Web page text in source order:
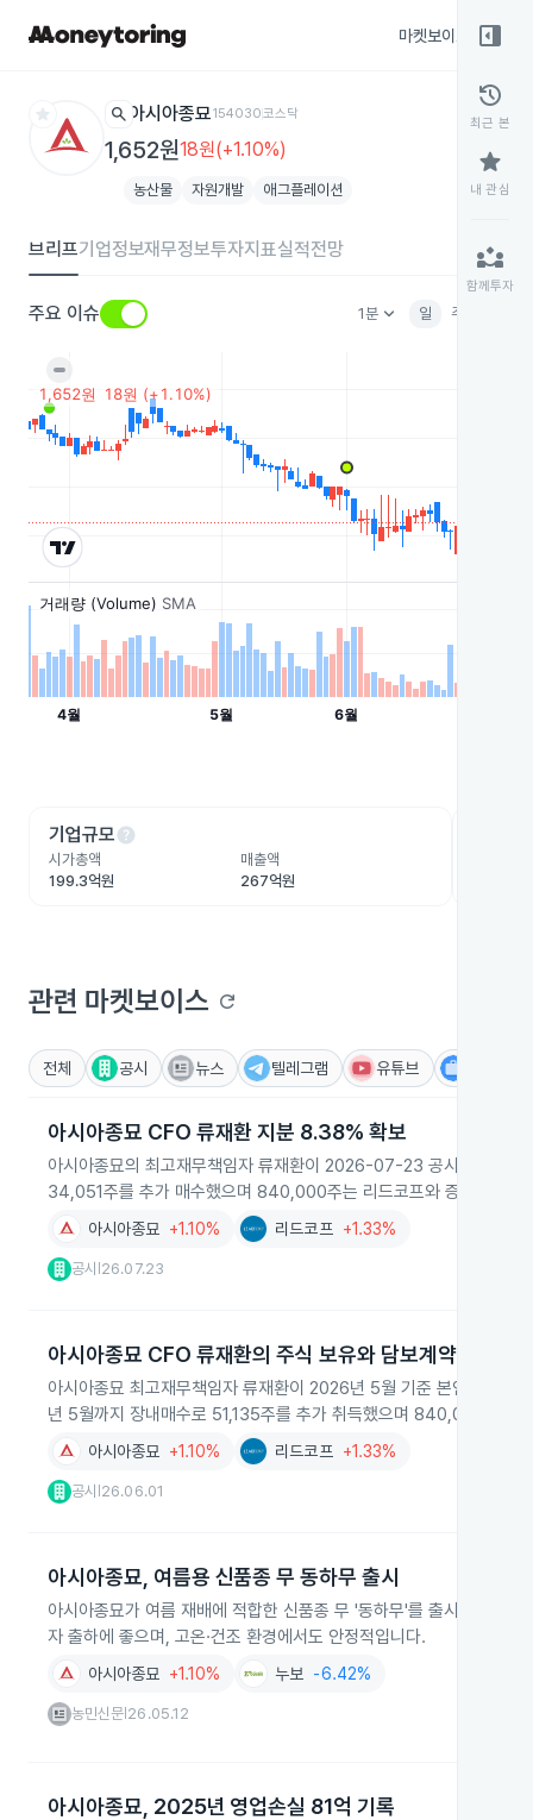
마켓보이스
star search 아시아종묘154030코스닥
1,652원18원(+1.10%)
농산물 자원개발 애그플레이션
브리프기업정보재무정보투자지표실적전망
주요 이슈 1분keyboard_arrow_down 일 주
기업규모help
시가총액
199.3억원
매출액
267억원
관련 마켓보이스 refresh
전체 공시 뉴스 텔레그램 유튜브
아시아종묘 CFO 류재환 지분 8.38% 확보
아시아종묘의 최고재무책임자 류재환이 2026-07-23 공시에서 본
34,051주를 추가 매수했으며 840,000주는 리드코프와 증권담보계
아시아종묘 +1.10% 리드코프 +1.33%
공시 26.07.23
아시아종묘 CFO 류재환의 주식 보유와 담보계약 보고
아시아종묘 최고재무책임자 류재환이 2026년 5월 기준 본인 명의
년 5월까지 장내매수로 51,135주를 추가 취득했으며 840,000주
아시아종묘 +1.10% 리드코프 +1.33%
공시 26.06.01
아시아종묘, 여름용 신품종 무 동하무 출시
아시아종묘가 여름 재배에 적합한 신품종 무 '동하무'를 출시해 농가
자 출하에 좋으며, 고온·건조 환경에서도 안정적입니다.
아시아종묘 +1.10% 누보 -6.42%
농민신문 26.05.12
아시아종묘, 2025년 영업손실 81억 기록
right_panel_open
history
최근 본
star
내 관심
partner_exchange
함께투자